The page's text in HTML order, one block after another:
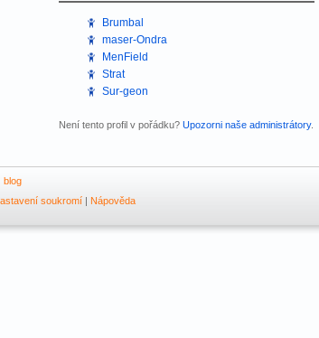
Brumbal
maser-Ondra
MenField
Strat
Sur-geon
Není tento profil v pořádku? Upozorni naše administrátory.
blog
soukromí| Nápověda